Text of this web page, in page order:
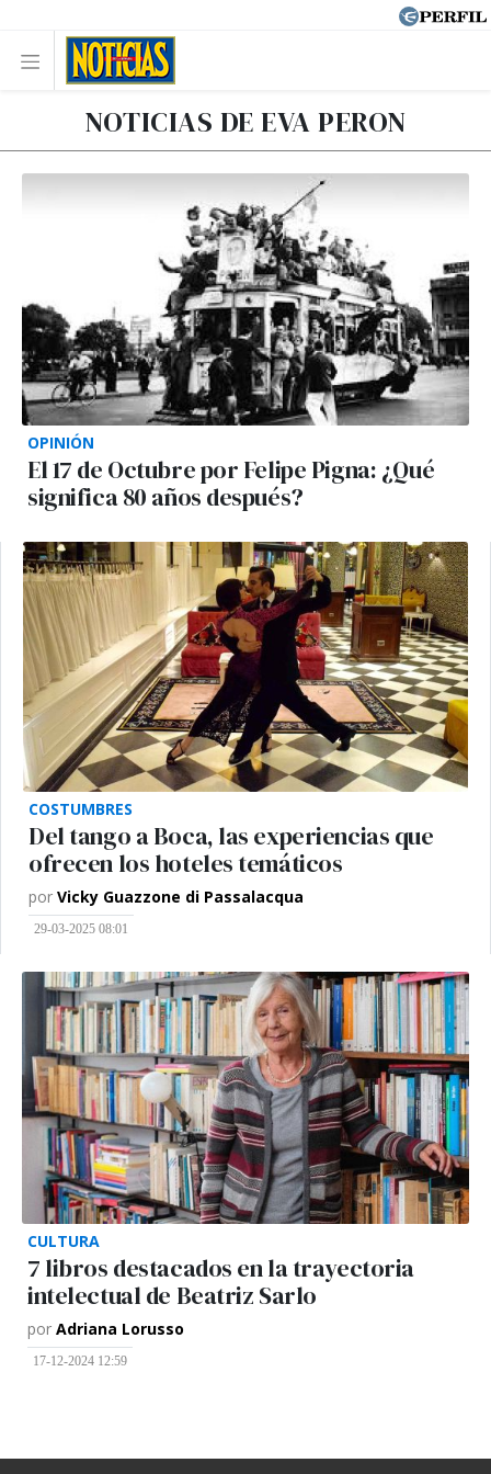
NOTICIAS DE EVA PERON
OPINIÓN
El 17 de Octubre por Felipe Pigna: ¿Qué
significa 80 años después?
COSTUMBRES
Del tango a Boca, las experiencias que
ofrecen los hoteles temáticos
por Vicky Guazzone di Passalacqua
29-03-2025 08:01
CULTURA
7 libros destacados en la trayectoria
intelectual de Beatriz Sarlo
por Adriana Lorusso
17-12-2024 12:59